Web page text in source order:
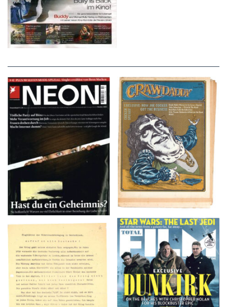
NEON – OKTOBER
2008
Crawdaddy – June/11/72
TOTAL FILM #260 –
SUMMER 2017
Flugblätter der Weissen
Rose – V, Januar 1943